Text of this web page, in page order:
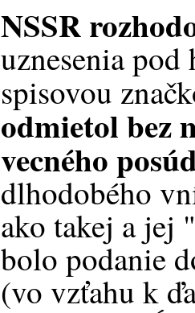
NSSR
uznesenia pod
spisovou
odmietolbez
vecného
dlhodobého
ako takej a jej
bolo podanie
(vo vzťahu k